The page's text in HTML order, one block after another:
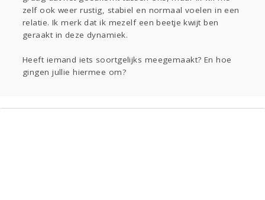
zelf ook weer rustig, stabiel en normaal voelen in een
relatie. Ik merk dat ik mezelf een beetje kwijt ben
geraakt in deze dynamiek.
Heeft iemand iets soortgelijks meegemaakt? En hoe
gingen jullie hiermee om?